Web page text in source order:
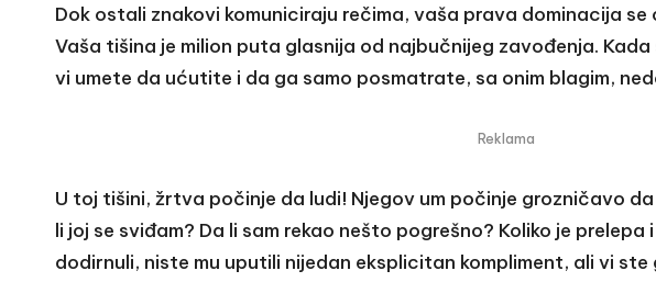
Dok ostali znakovi komuniciraju rečima, vaša prava dominacija se
Vaša tišina je milion puta glasnija od najbučnijeg zavođenja.
vi umete da ućutite i da ga samo posmatrate, sa onim blagim,
Reklama
U toj tišini, žrtva počinje da ludi! Njegov um počinje grozničavo da
li joj se sviđam? Da li sam rekao nešto pogrešno? Koliko je
dodirnuli, niste mu uputili nijedan eksplicitan kompliment, ali vi